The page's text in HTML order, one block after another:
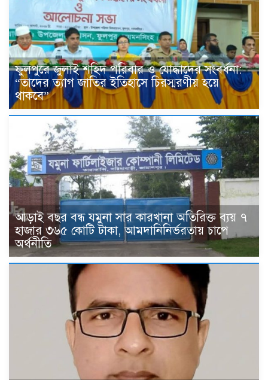
ফুলপুরে জুলাই শহিদ পরিবার ও যোদ্ধাদের সংবর্ধনা:
“তাদের ত্যাগ জাতির ইতিহাসে চিরস্মরণীয় হয়ে
থাকবে”
আড়াই বছর বন্ধ যমুনা সার কারখানা অতিরিক্ত ব্যয় ৭
হাজার ৩৬৫ কোটি টাকা, আমদানিনির্ভরতায় চাপে
অর্থনীতি